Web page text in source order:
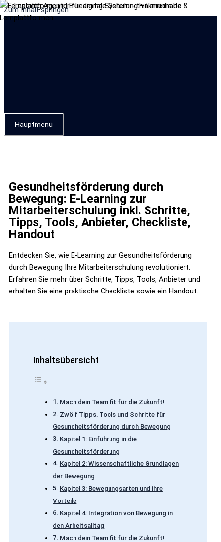
Zum Inhalt springen
Hauptmenü
Gesundheitsförderung durch
Bewegung: E-Learning zur
Mitarbeiterschulung inkl. Schritte,
Tipps, Tools, Anbieter, Checkliste,
Handout
Entdecken Sie, wie E-Learning zur Gesundheitsförderung
durch Bewegung Ihre Mitarbeiterschulung revolutioniert.
Erfahren Sie mehr über Schritte, Tipps, Tools, Anbieter und
erhalten Sie eine praktische Checkliste sowie ein Handout.
Inhaltsübersicht
Mach dein Team fit für die Zukunft!
Zwölf Tipps, Tools und Schritte für
Gesundheitsförderung durch Bewegung
Kapitel 1: Einführung in die
Gesundheitsförderung
Kapitel 2: Wissenschaftliche Grundlagen
der Bewegung
Kapitel 3: Bewegungsarten und ihre
Vorteile
Kapitel 4: Integration von Bewegung in
den Arbeitsalltag
Mach dein Team fit für die Zukunft!